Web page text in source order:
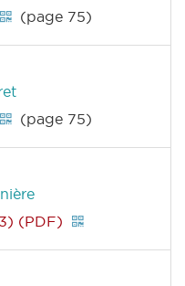
(page 75)
(page 75)
(PDF)